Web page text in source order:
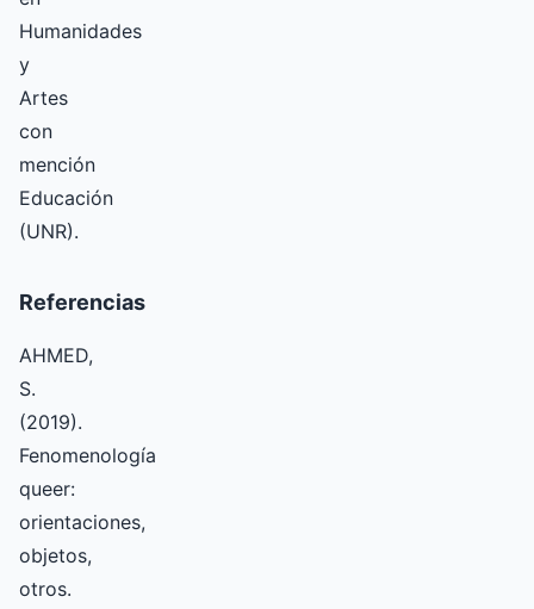
Humanidades
y
Artes
con
mención
Educación
(UNR).
Referencias
AHMED,
S.
(2019).
Fenomenología
queer:
orientaciones,
objetos,
otros.